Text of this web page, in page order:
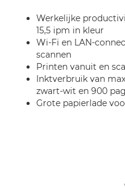
Werkelijke
15,5 ipm in kleur
Wi-Fi en LAN-
scannen
Printen vanuit en
Inktverbruik van
zwart-wit en 900
Grote papierlade